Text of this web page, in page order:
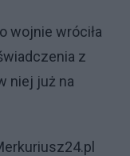
wojnie wróciła
z
niej już na